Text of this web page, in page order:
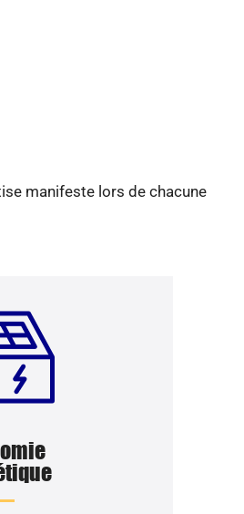
manifeste lors de chacune